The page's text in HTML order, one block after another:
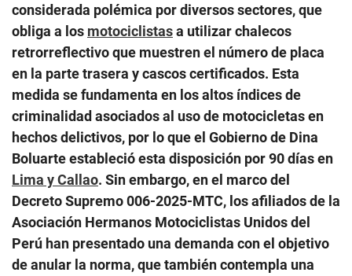
considerada polémica por diversos sectores, que
obliga a los motociclistasa utilizar chalecos
retrorreflectivo que muestren el número de placa
en la parte trasera y cascos certificados. Esta
medida se fundamenta en los altos índices de
criminalidad asociados al uso de motocicletas en
hechos delictivos, por lo que el Gobierno de Dina
Boluarte estableció esta disposición por 90 días en
Lima y Callao. Sin embargo, en el marco del
Decreto Supremo 006-2025-MTC, los afiliados de la
Asociación Hermanos Motociclistas Unidos del
Perú han presentado una demanda con el objetivo
de anular la norma, que también contempla una